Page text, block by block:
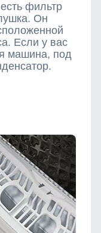
фильтр
Он
Если у вас
машина, под